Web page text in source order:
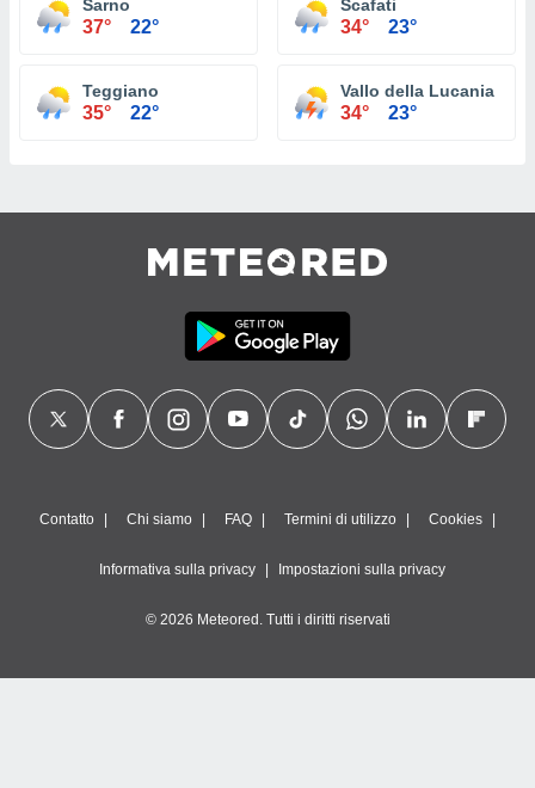
Sarno
37° 22°
Scafati
34° 23°
Teggiano
35° 22°
Vallo della Lucania
34° 23°
Contatto Chi siamo FAQ Termini di utilizzo Cookies
Informativa sulla privacy Impostazioni sulla privacy
© 2026 Meteored. Tutti i diritti riservati